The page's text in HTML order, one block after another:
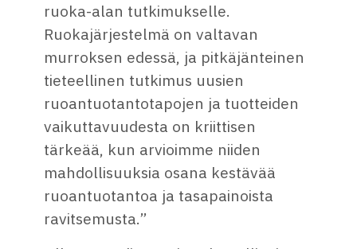
ruoka-alan tutkimukselle.
Ruokajärjestelmä on valtavan
murroksen edessä, ja pitkäjänteinen
tieteellinen tutkimus uusien
ruoantuotantotapojen ja tuotteiden
vaikuttavuudesta on kriittisen
tärkeää, kun arvioimme niiden
mahdollisuuksia osana kestävää
ruoantuotantoa ja tasapainoista
ravitsemusta.”